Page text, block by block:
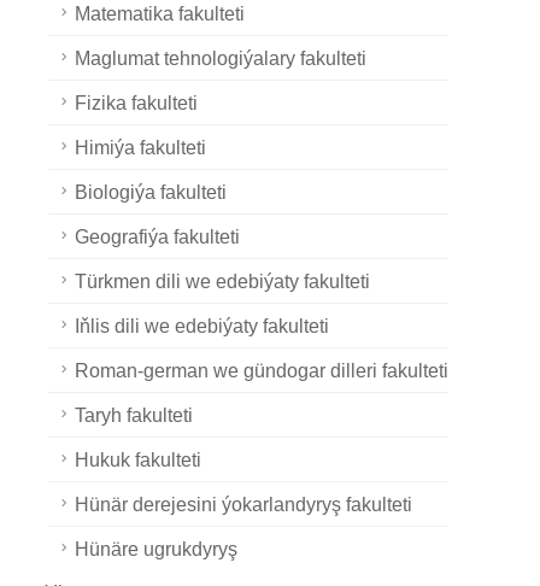
Matematika fakulteti
Maglumat tehnologiýalary fakulteti
Fizika fakulteti
Himiýa fakulteti
Biologiýa fakulteti
Geografiýa fakulteti
Türkmen dili we edebiýaty fakulteti
Iňlis dili we edebiýaty fakulteti
Roman-german we gündogar dilleri fakulteti
Taryh fakulteti
Hukuk fakulteti
Hünär derejesini ýokarlandyryş fakulteti
Hünäre ugrukdyryş